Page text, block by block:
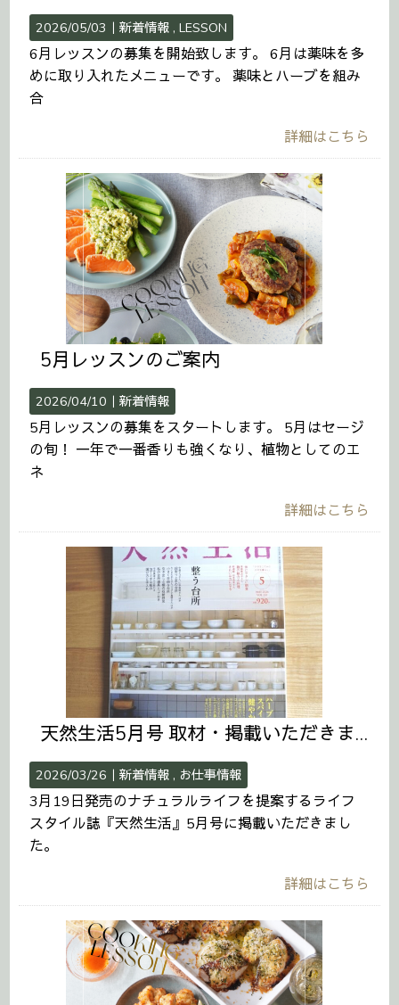
2026/05/03｜新着情報 LESSON
6月レッスンの募集を開始致します。 6月は薬味を多
めに取り入れたメニューです。 薬味とハーブを組み
合
詳細はこちら
5月レッスンのご案内
2026/04/10｜新着情報
5月レッスンの募集をスタートします。 5月はセージ
の旬！ 一年で一番香りも強くなり、植物としてのエ
ネ
詳細はこちら
天然生活5月号 取材・掲載いただきました！
2026/03/26｜新着情報 お仕事情報
3月19日発売のナチュラルライフを提案するライフ
スタイル誌『天然生活』5月号に掲載いただきまし
た。
詳細はこちら